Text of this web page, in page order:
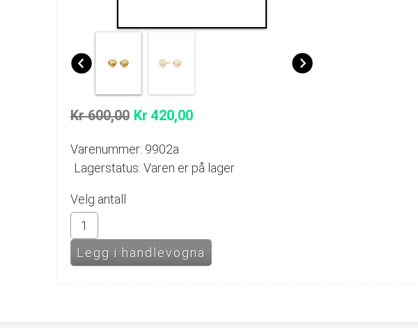
Kr 600,00 Kr 420,00
Varenummer: 9902a
Lagerstatus: Varen er på lager
Velg antall